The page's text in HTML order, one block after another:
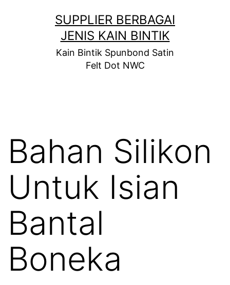
SUPPLIER BERBAGAI
JENIS KAIN BINTIK
Kain Bintik Spunbond Satin
Felt Dot NWC
Bahan Silikon
Untuk Isian
Bantal
Boneka